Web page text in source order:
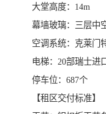
​大堂高度：14m
幕墙玻璃：三层中
空调系统：克莱门
电梯：20部瑞士进
​停车位：687个
【租区交付标准】